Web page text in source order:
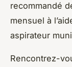
recommandé
mensuel à
aspirateur
Rencontrez-